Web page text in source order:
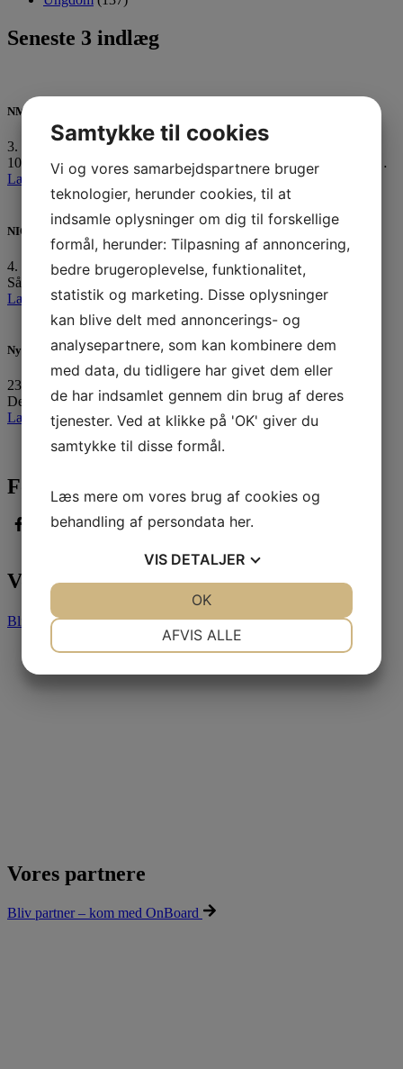
Seneste 3 indlæg
NM medaljer til unge Horsens sejlere
3. august 2026
10 af vores ungdomssejlere er netop hjemvendt fra Nordic Youth…
Læs mere »
NIOR sejlerret uge 33
4. august 2026
Så er vi igen klar med ugens sejlerret til uge 33:…
Læs mere »
Ny forpagter for vores fantastiske klubhus
23. juli 2026
Det er med stor fornøjelse og også en vis portion…
Læs mere »
Følg med
Vores partnere
Bliv partner
Vores partnere
Bliv partner – kom med OnBoard
Samtykke til cookies
Vi og vores samarbejdspartnere bruger
teknologier, herunder cookies, til at
indsamle oplysninger om dig til forskellige
formål, herunder: Tilpasning af annoncering,
bedre brugeroplevelse, funktionalitet,
statistik og marketing. Disse oplysninger
kan blive delt med annoncerings- og
analysepartnere, som kan kombinere dem
med data, du tidligere har givet dem eller
de har indsamlet gennem din brug af deres
tjenester. Ved at klikke på 'OK' giver du
samtykke til disse formål.
Læs mere om vores brug af cookies og
behandling af persondata her.
VIS DETALJER
AFVIS ALLE
OK